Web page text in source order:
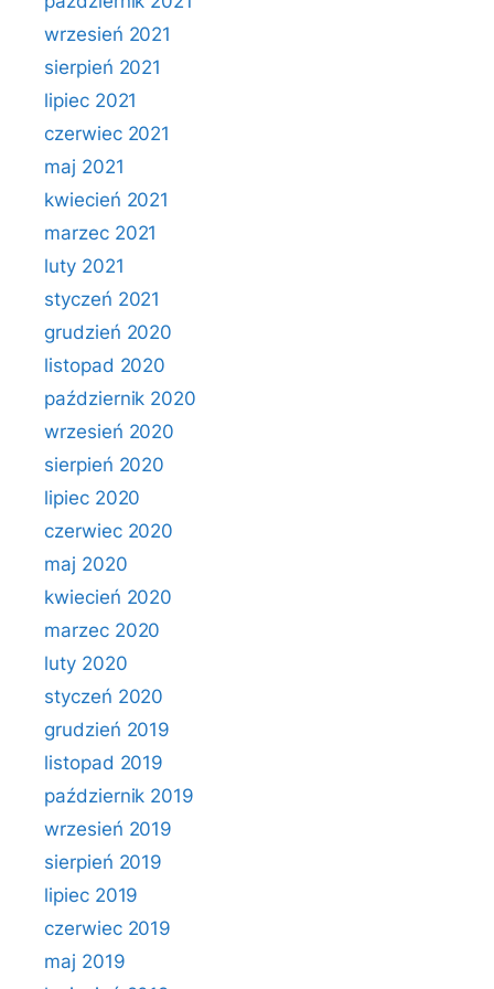
wrzesień 2021
sierpień 2021
lipiec 2021
czerwiec 2021
maj 2021
kwiecień 2021
marzec 2021
luty 2021
styczeń 2021
grudzień 2020
listopad 2020
październik 2020
wrzesień 2020
sierpień 2020
lipiec 2020
czerwiec 2020
maj 2020
kwiecień 2020
marzec 2020
luty 2020
styczeń 2020
grudzień 2019
listopad 2019
październik 2019
wrzesień 2019
sierpień 2019
lipiec 2019
czerwiec 2019
maj 2019